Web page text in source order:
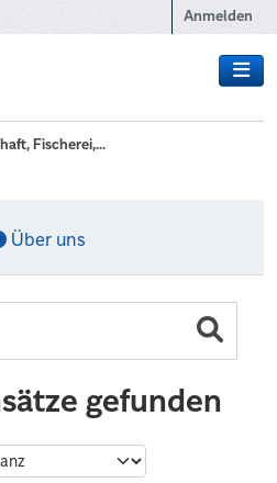
Anmelden
Fischerei,...
Über uns
gefunden